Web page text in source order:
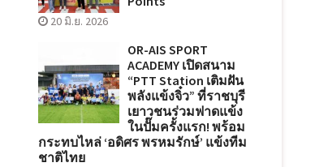
20 มิ.ย. 2026
OR-AIS SPORT
ACADEMY เปิดสนาม
“PTT Station เติมฝัน
พลังแข้งจิ๋ว” ที่ราชบุรี
เยาวชนร่วมฟาดแข้ง
ในปั๊มครั้งแรก! พร้อม
กระทบไหล่ ‘อดิศร พรหมรักษ์’ แข้งทีม
ชาติไทย